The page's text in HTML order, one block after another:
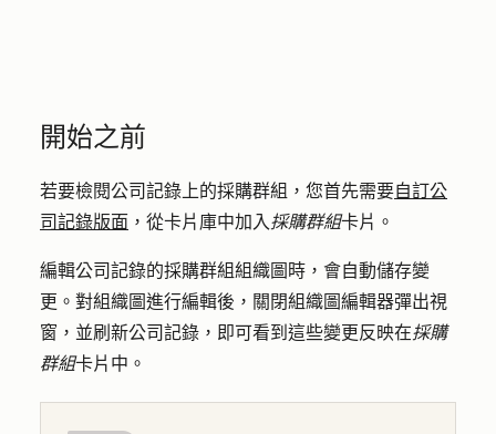
開始之前
若要檢閱公司記錄上的採購群組，您首先需要自訂公
司記錄版面 ，從卡片庫中加入 採購群組卡片。
編輯公司記錄的採購群組組織圖時，會自動儲存變
更。對組織圖進行編輯後，關閉組織圖編輯器彈出視
窗，並刷新公司記錄，即可看到這些變更反映在採購
群組卡片中。